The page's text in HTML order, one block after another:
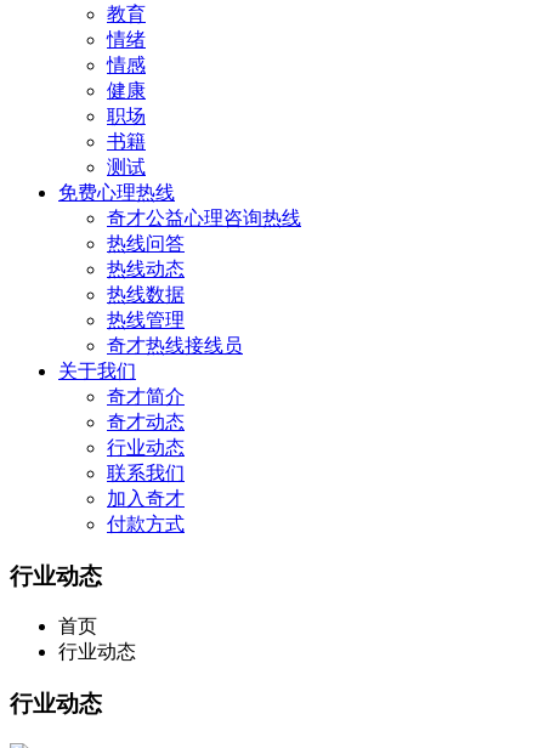
教育
情绪
情感
健康
职场
书籍
测试
免费心理热线
奇才公益心理咨询热线
热线问答
热线动态
热线数据
热线管理
奇才热线接线员
关于我们
奇才简介
奇才动态
行业动态
联系我们
加入奇才
付款方式
行业动态
首页
行业动态
行业动态